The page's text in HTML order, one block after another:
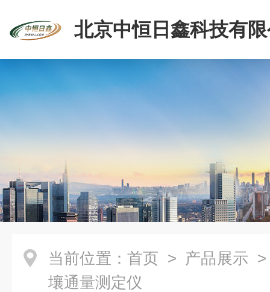
北京中恒日鑫科技有
当前位置： 首页 > 产品展示
壤通量测定仪